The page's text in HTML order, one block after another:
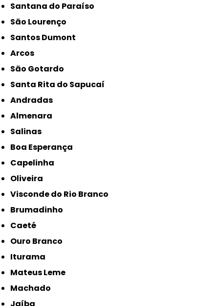
Santana do Paraíso
São Lourenço
Santos Dumont
Arcos
São Gotardo
Santa Rita do Sapucaí
Andradas
Almenara
Salinas
Boa Esperança
Capelinha
Oliveira
Visconde do Rio Branco
Brumadinho
Caeté
Ouro Branco
Iturama
Mateus Leme
Machado